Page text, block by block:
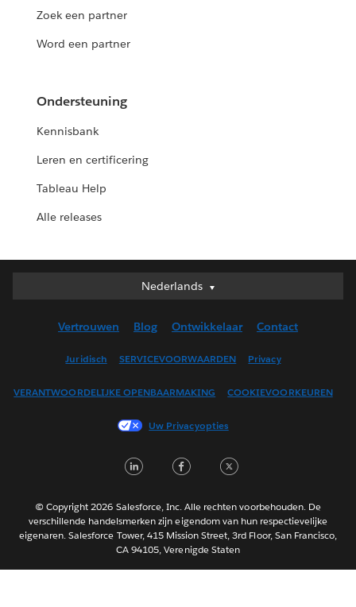
Zoek een partner
Word een partner
Ondersteuning
Kennisbank
Leren en certificering
Tableau Help
Alle releases
Nederlands
Nederlands
English (UK)
Français (Canada)
Français (France)
日本語
Português
Svenska
ไทย
简体中文
Vertrouwen Blog Ontwikkelaar Contact
Juridisch SERVICEVOORWAARDEN Privacy
VERANTWOORDELIJKE OPENBAARMAKING COOKIEVOORKEUREN
Uw Privacyopties
n
k
e
c
e
b
i
t
© Copyright 2026 Salesforce, Inc. Alle rechten voorbehouden. De
verschillende handelsmerken zijn eigendom van hun respectievelijke
eigenaren. Salesforce Tower, 415 Mission Street, 3rd Floor, San Francisco,
CA 94105, Verenigde Staten